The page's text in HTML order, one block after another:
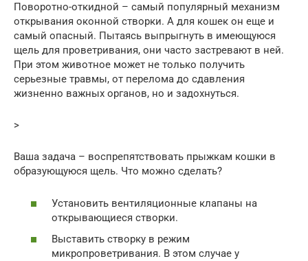
Поворотно-откидной – самый популярный механизм
открывания оконной створки. А для кошек он еще и
самый опасный. Пытаясь выпрыгнуть в имеющуюся
щель для проветривания, они часто застревают в ней.
При этом животное может не только получить
серьезные травмы, от перелома до сдавления
жизненно важных органов, но и задохнуться.
>
Ваша задача – воспрепятствовать прыжкам кошки в
образующуюся щель. Что можно сделать?
Установить вентиляционные клапаны на
открывающиеся створки.
Выставить створку в режим
микропроветривания. В этом случае у